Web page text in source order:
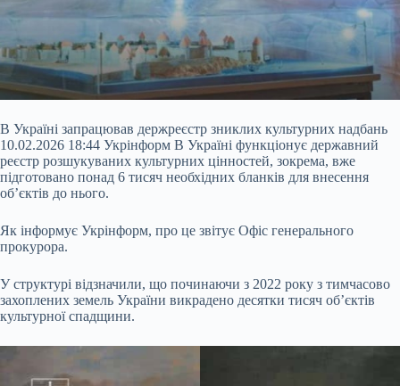
В Україні запрацював держреєстр зниклих культурних надбань
10.02.2026 18:44 Укрінформ В Україні функціонує державний
реєстр розшукуваних культурних цінностей, зокрема, вже
підготовано понад 6 тисяч необхідних бланків для внесення
об’єктів до нього.
Як інформує Укрінформ, про це звітує Офіс генерального
прокурора.
У структурі відзначили, що починаючи з 2022 року з тимчасово
захоплених земель України викрадено десятки тисяч об’єктів
культурної спадщини.